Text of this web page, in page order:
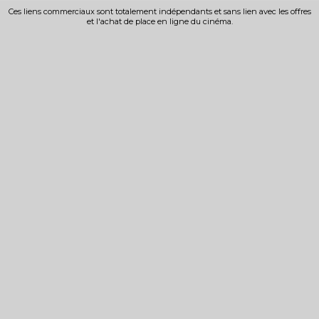
Ces liens commerciaux sont totalement indépendants et sans lien avec les offres
et l'achat de place en ligne du cinéma.